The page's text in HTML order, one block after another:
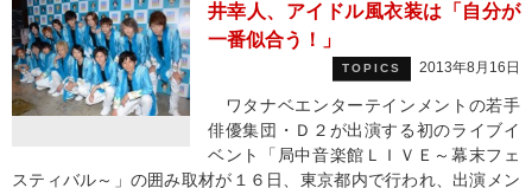
井幸人、アイドル風衣装は「自分が
一番似合う！」
TOPICS 2013年8月16日
ワタナベエンターテインメントの若手
俳優集団・Ｄ２が出演する初のライブイ
ベント「局中音楽館ＬＩＶＥ～幕末フェ
スティバル～」の囲み取材が１６日、東京都内で行われ、出演メン